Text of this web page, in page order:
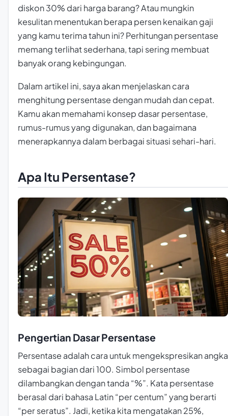
diskon 30% dari harga barang? Atau mungkin
kesulitan menentukan berapa persen kenaikan gaji
yang kamu terima tahun ini? Perhitungan persentase
memang terlihat sederhana, tapi sering membuat
banyak orang kebingungan.
Dalam artikel ini, saya akan menjelaskan cara
menghitung persentase dengan mudah dan cepat.
Kamu akan memahami konsep dasar persentase,
rumus-rumus yang digunakan, dan bagaimana
menerapkannya dalam berbagai situasi sehari-hari.
Apa Itu Persentase?
Pengertian Dasar Persentase
Persentase adalah cara untuk mengekspresikan angka
sebagai bagian dari 100. Simbol persentase
dilambangkan dengan tanda “%”. Kata persentase
berasal dari bahasa Latin “per centum” yang berarti
“per seratus”. Jadi, ketika kita mengatakan 25%,